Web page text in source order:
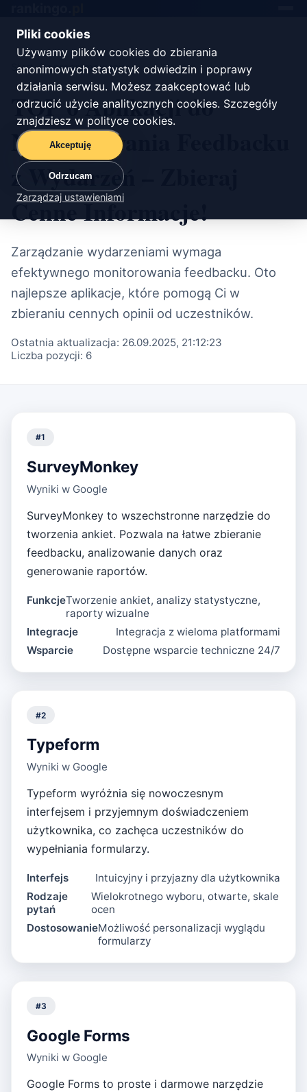
Pliki cookies
Używamy plików cookies do zbierania
anonimowych statystyk odwiedzin i poprawy
działania serwisu. Możesz zaakceptować lub
odrzucić użycie analitycznych cookies. Szczegóły
znajdziesz w polityce cookies.
Akceptuję
Odrzucam
Zarządzaj ustawieniami
Start/oprogramowanie
TOP 6 Aplikacji do
Monitorowania Feedbacku
z Wydarzeń – Zbieraj
Cenne Informacje!
Zarządzanie wydarzeniami wymaga
efektywnego monitorowania feedbacku. Oto
najlepsze aplikacje, które pomogą Ci w
zbieraniu cennych opinii od uczestników.
Ostatnia aktualizacja: 26.09.2025, 21:12:23
Liczba pozycji: 6
#1
SurveyMonkey
Wyniki w Google
SurveyMonkey to wszechstronne narzędzie do
tworzenia ankiet. Pozwala na łatwe zbieranie
feedbacku, analizowanie danych oraz
generowanie raportów.
FunkcjeTworzenie ankiet, analizy statystyczne,
raporty wizualne
Integracje
Integracja z wieloma platformami
Wsparcie
Dostępne wsparcie techniczne 24/7
#2
Typeform
Wyniki w Google
Typeform wyróżnia się nowoczesnym
interfejsem i przyjemnym doświadczeniem
użytkownika, co zachęca uczestników do
wypełniania formularzy.
Interfejs
Intuicyjny i przyjazny dla użytkownika
Rodzaje
pytań
Wielokrotnego wyboru, otwarte, skale
ocen
DostosowanieMożliwość personalizacji wyglądu
formularzy
#3
Google Forms
Wyniki w Google
Google Forms to proste i darmowe narzędzie